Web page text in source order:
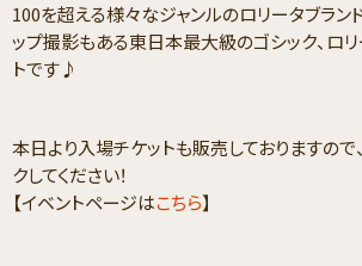
100を超える様々なジャンルのロリータブラン
ップ撮影もある東日本最大級のゴシック、ロ
トです♪
本日より入場チケットも販売しておりますので
クしてください！
【イベントページはこちら】